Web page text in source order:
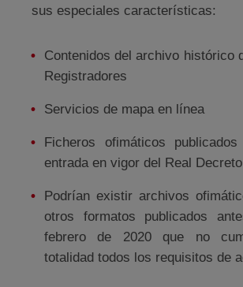
sus especiales características:
Contenidos del archivo histórico
Registradores
Servicios de mapa en línea
Ficheros ofimáticos
entrada en vigor del Real Decreto
Podrían existir archivos
otros formatos publicados
febrero de 2020 que no
totalidad todos los requisitos de